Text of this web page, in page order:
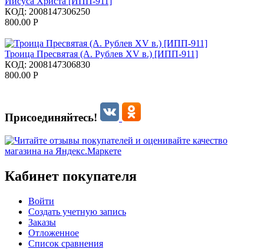
КОД: 2008147306250
800.00 Р
Троица Пресвятая (А. Рублев XV в.) [ИПП-911]
КОД: 2008147306830
800.00 Р
Присоединяйтесь!
Кабинет покупателя
Войти
Создать учетную запись
Заказы
Отложенное
Список сравнения